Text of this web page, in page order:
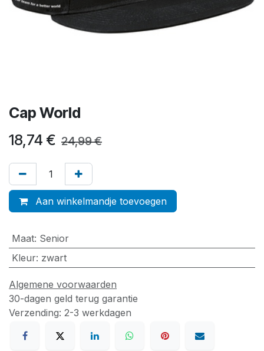
Cap World
18,74 € 24,99€
Aan winkelmandje toevoegen
Maat: Senior
Kleur: zwart
Algemene voorwaarden
30-dagen geld terug garantie
Verzending: 2-3 werkdagen